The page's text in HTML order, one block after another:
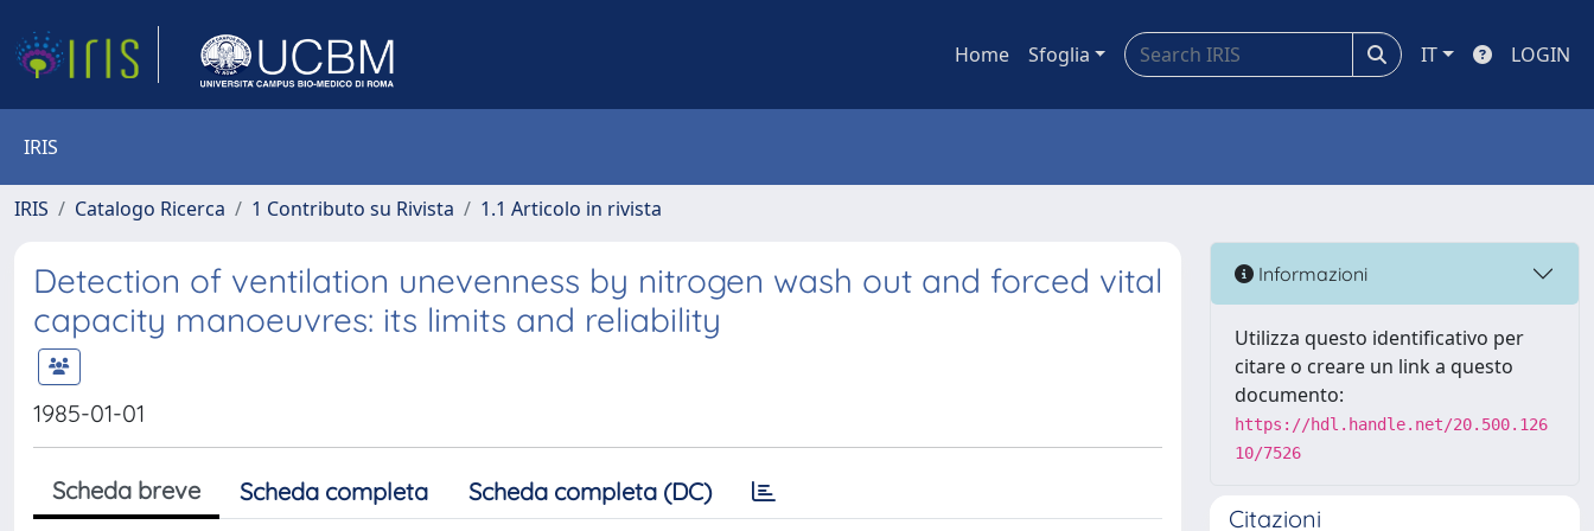
Home Sfoglia IT LOGIN
IRIS
IRIS Catalogo Ricerca 1 Contributo su Rivista 1.1 Articolo in rivista
Detection of ventilation unevenness by nitrogen wash out and forced vital
capacity manoeuvres: its limits and reliability
1985-01-01
Scheda breve Scheda completa Scheda completa (DC)
Informazioni
Utilizza questo identificativo per
citare o creare un link a questo
documento:
https://hdl.handle.net/20.500.126
10/7526
Citazioni